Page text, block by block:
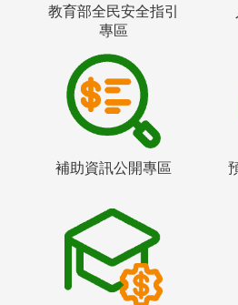
教育部全民安全指引
專區
補助資訊公開專區